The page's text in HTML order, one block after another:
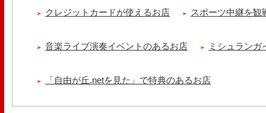
クレジットカードが使えるお店 スポーツ中継を観
音楽ライブ演奏イベントのあるお店 ミシュランガ
「自由が丘.netを見た」で特典のあるお店